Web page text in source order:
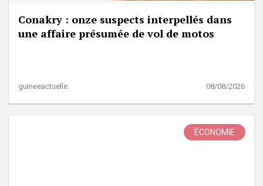
Conakry : onze suspects interpellés dans
une affaire présumée de vol de motos
guineeactuelle 08/08/2026
ÉCONOMIE